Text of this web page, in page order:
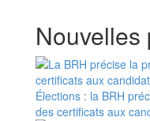
Nouvelles
Élections : la BRH
des certificats aux